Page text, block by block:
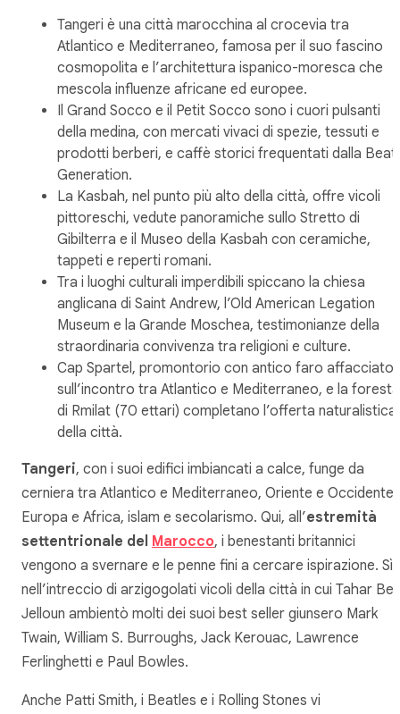
Tangeri è una città marocchina al crocevia tra
Atlantico e Mediterraneo, famosa per il suo fascino
cosmopolita e l’architettura ispanico-moresca che
mescola influenze africane ed europee.
Il Grand Socco e il Petit Socco sono i cuori pulsanti
della medina, con mercati vivaci di spezie, tessuti e
prodotti berberi, e caffè storici frequentati dalla Beat
Generation.
La Kasbah, nel punto più alto della città, offre vicoli
pittoreschi, vedute panoramiche sullo Stretto di
Gibilterra e il Museo della Kasbah con ceramiche,
tappeti e reperti romani.
Tra i luoghi culturali imperdibili spiccano la chiesa
anglicana di Saint Andrew, l’Old American Legation
Museum e la Grande Moschea, testimonianze della
straordinaria convivenza tra religioni e culture.
Cap Spartel, promontorio con antico faro affacciato
sull’incontro tra Atlantico e Mediterraneo, e la foresta
di Rmilat (70 ettari) completano l’offerta naturalistica
della città.
Tangeri, con i suoi edifici imbiancati a calce, funge da
cerniera tra Atlantico e Mediterraneo, Oriente e Occidente,
Europa e Africa, islam e secolarismo. Qui, all’estremità
settentrionale del Marocco, i benestanti britannici
vengono a svernare e le penne fini a cercare ispirazione. Sì,
nell’intreccio di arzigogolati vicoli della città in cui Tahar Ben
Jelloun ambientò molti dei suoi best seller giunsero Mark
Twain, William S. Burroughs, Jack Kerouac, Lawrence
Ferlinghetti e Paul Bowles.
Anche Patti Smith, i Beatles e i Rolling Stones vi